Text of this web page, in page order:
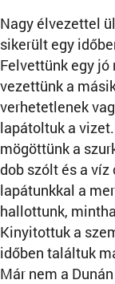
Nagy élvezettel
sikerült egy
Felvettünk egy
vezettünk a
verhetetlenek
lapátoltuk a
mögöttünk a
dob szólt és a
lapátunkkal a
hallottunk,
Kinyitottuk a
időben találtuk
Már nem a